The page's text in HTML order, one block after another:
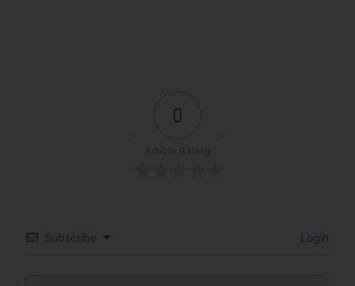
0
Article Rating
Subscribe Login